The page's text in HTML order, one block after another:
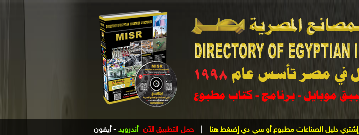
إشتري دليل الصناعات مطبوع أو سي دي إضغط هنا حمل التطبيق الآن أندرويد - أيفون